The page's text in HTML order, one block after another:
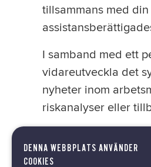
tillsammans med
I samband med ett
vidareutveckla det
nyheter inom
riskanalyser eller
Den här typen av
administrativa
DENNA WEBBPLATS ANVÄNDER
COOKIES